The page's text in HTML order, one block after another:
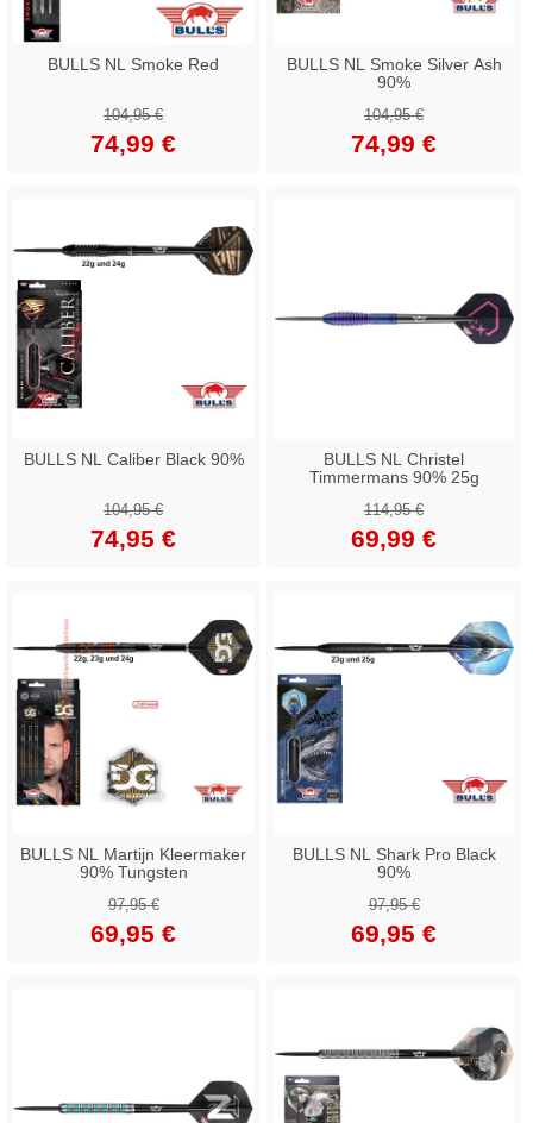
BULLS NL Smoke Red
104,95 €
74,99 €
BULLS NL Smoke Silver Ash
90%
104,95 €
74,99 €
BULLS NL Caliber Black 90%
104,95 €
74,95 €
BULLS NL Christel
Timmermans 90% 25g
114,95 €
69,99 €
BULLS NL Martijn Kleermaker
90% Tungsten
97,95 €
69,95 €
BULLS NL Shark Pro Black
90%
97,95 €
69,95 €